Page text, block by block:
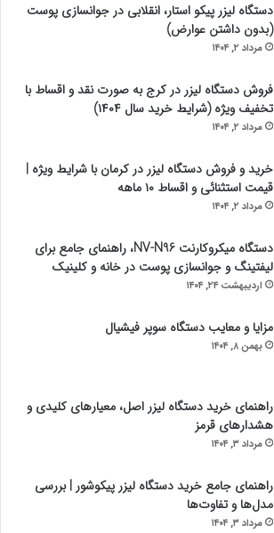
دستگاه لیزر پیکو استار، انقلابی در جوانسازی پوست
(بدون داشتن عوارض)
مرداد ۲, ۱۴۰۴
فروش دستگاه لیزر در کرج به صورت نقد و اقساط با
تخفیف ویژه (شرایط خرید سال ۱۴۰۴)
مرداد ۲, ۱۴۰۴
خرید و فروش دستگاه لیزر در کرمان با شرایط ویژه |
قیمت استثنائی و اقساط ۱۰ ماهه
مرداد ۲, ۱۴۰۴
دستگاه میکروکارنت NV-N96، راهنمای جامع برای
لیفتینگ و جوانسازی پوست در خانه و کلینیک
اردیبهشت ۲۴, ۱۴۰۴
مزایا و معایب دستگاه سوپر فیشیال
بهمن ۸, ۱۴۰۴
راهنمای خرید دستگاه لیزر اصل، معیارهای کلیدی و
هشدارهای قرمز
مرداد ۳, ۱۴۰۴
راهنمای جامع خرید دستگاه لیزر پیکوشور | بررسی
مدل‌ها و تفاوت‌ها
مرداد ۳, ۱۴۰۴